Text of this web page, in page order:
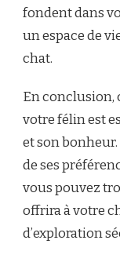
fondent dans
un espace de
chat.
En conclusion,
votre félin est
et son
de ses
vous pouvez
offrira à votre
d’exploration